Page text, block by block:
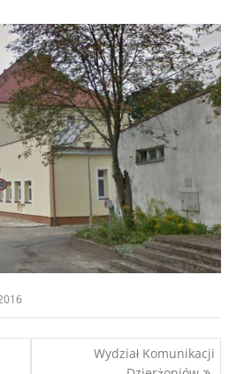
Wydział Komunikacji